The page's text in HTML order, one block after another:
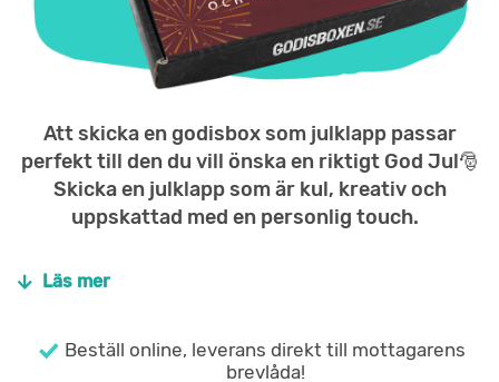
Att skicka en godisbox som julklapp passar
perfekt till den du vill önska en riktigt God Jul🎅
Skicka en julklapp som är kul, kreativ och
uppskattad med en personlig touch.
Läs mer
Beställ online, leverans direkt till mottagarens
brevlåda!